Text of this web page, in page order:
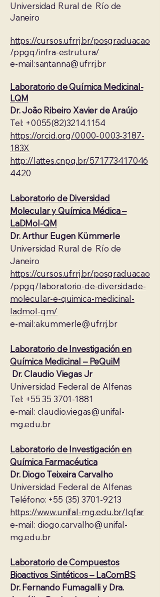
Universidad Rural de Río de
Janeiro
https://cursos.ufrrj.br/posgraduacao
/ppgq/infra-estrutura/
e-mail:santanna@ufrrj.br
Laboratorio de Química Medicinal-
LQM
Dr. João Ribeiro Xavier de Araújo
Tel: +0055(82)3214.1154
https://orcid.org/0000-0003-3187-
183X
http://lattes.cnpq.br/571773417046
4420
Laboratorio de Diversidad
Molecular y Química Médica –
LaDMol-QM
Dr. Arthur Eugen Kümmerle
Universidad Rural de Río de
Janeiro
https://cursos.ufrrj.br/posgraduacao
/ppgq/laboratorio-de-diversidade-
molecular-e-quimica-medicinal-
ladmol-qm/
e-mail:akummerle@ufrrj.br
Laboratorio de Investigación en
Química Medicinal – PeQuiM
Dr. Claudio Viegas Jr
Universidad Federal de Alfenas
Tel: +55 35 3701-1881
e-mail: claudio.viegas@unifal-
mg.edu.br
Laboratorio de Investigación en
Química Farmacéutica
Dr. Diogo Teixeira Carvalho
Universidad Federal de Alfenas
Teléfono: +55 (35) 3701-9213
https://www.unifal-mg.edu.br/lqfar
e-mail: diogo.carvalho@unifal-
mg.edu.br
Laboratorio de Compuestos
Bioactivos Sintéticos – LaComBS
Dr. Fernando Fumagalli y Dra.